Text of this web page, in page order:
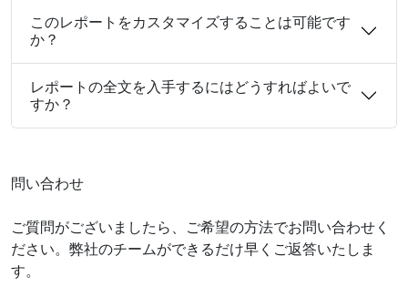
このレポートをカスタマイズすることは可能です
か？
レポートの全文を入手するにはどうすればよいで
すか？
問い合わせ
ご質問がございましたら、ご希望の方法でお問い合わせく
ださい。弊社のチームができるだけ早くご返答いたしま
す。